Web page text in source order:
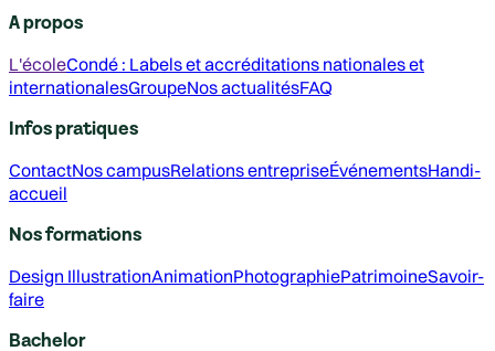
A propos
L'écoleCondé : Labels et accréditations nationales et
internationalesGroupeNos actualitésFAQ
Infos pratiques
ContactNos campusRelations entrepriseÉvénementsHandi-
accueil
Nos formations
Design IllustrationAnimationPhotographiePatrimoineSavoir-
faire
Bachelor